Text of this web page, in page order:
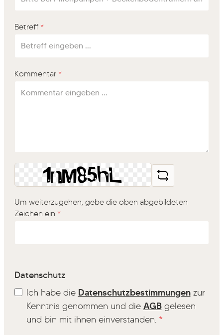
Betreff *
Kommentar *
Um weiterzugehen, gebe die oben abgebildeten
Zeichen ein *
Datenschutz
Ich habe die Datenschutzbestimmungenzur
Kenntnis genommen und die AGBgelesen
und bin mit ihnen einverstanden. *